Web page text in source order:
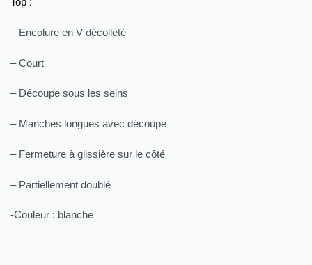
– Encolure en V décolleté
– Court
– Découpe sous les seins
– Manches longues avec découpe
– Fermeture à glissière sur le côté
– Partiellement doublé
-Couleur : blanche